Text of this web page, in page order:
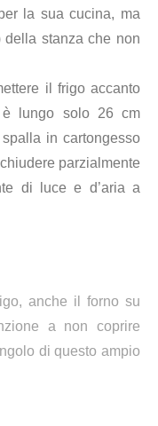
la sua cucina, ma
della stanza che non
il frigo accanto
lungo solo 26 cm
in cartongesso
parzialmente
di luce e d’aria a
anche il forno su
a non coprire
di questo ampio